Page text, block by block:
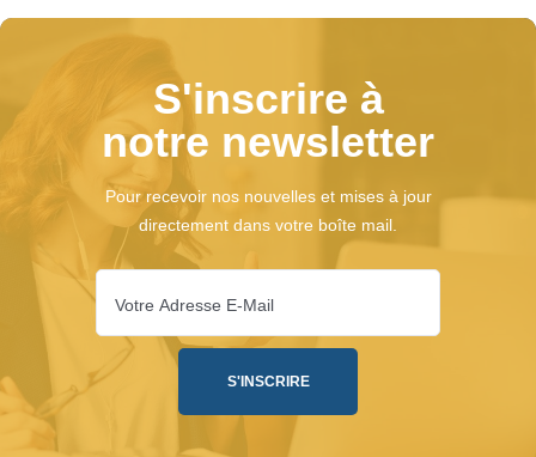
S'inscrire à
notre newsletter
Pour recevoir nos nouvelles et mises à jour
directement dans votre boîte mail.